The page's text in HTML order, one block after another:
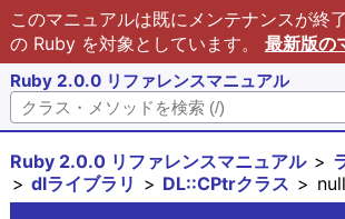
このマニュアルは既にメンテナンスが終
の Ruby を対象としています。 最新版の
Ruby 2.0.0 リファレンスマニュアル
Ruby 2.0.0 リファレンスマニュアル
dlライブラリ
DL::CPtrクラス